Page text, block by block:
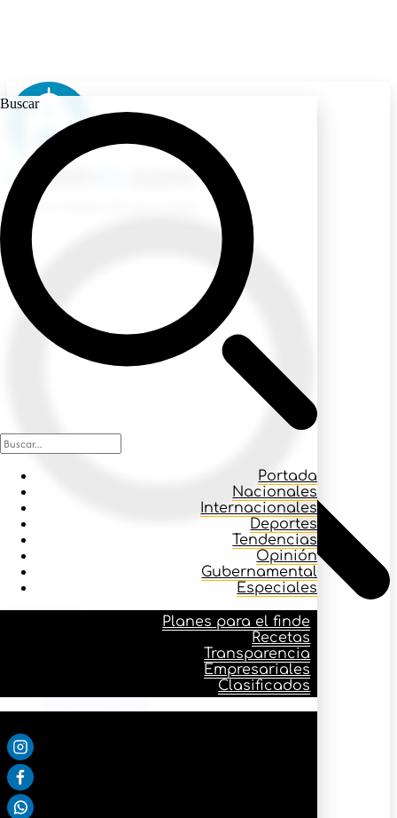
Ecuador
Icono buscar
Transparencia
Empresariales
Buscar
Portada
Nacionales
Internacionales
Deportes
Tendencias
Opinión
Gubernamental
Especiales
Planes para el finde
Recetas
Transparencia
Empresariales
Clasificados